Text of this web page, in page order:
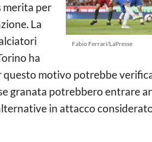
Fabio Ferrari/LaPresse
merita per
La
ha
motivo potrebbe
granata potrebbero entrare
in attacco